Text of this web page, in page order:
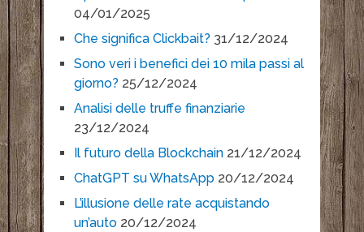
04/01/2025
Che significa Clickbait? 31/12/2024
Sono veri i benefici dei 10 mila passi al
giorno? 25/12/2024
Analisi delle truffe finanziarie
23/12/2024
Il futuro della Blockchain 21/12/2024
ChatGPT su WhatsApp 20/12/2024
L’illusione delle rate acquistando
un’auto 20/12/2024